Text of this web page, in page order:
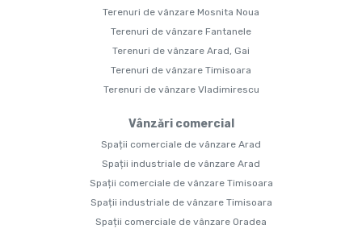
Terenuri de vânzare Mosnita Noua
Terenuri de vânzare Fantanele
Terenuri de vânzare Arad, Gai
Terenuri de vânzare Timisoara
Terenuri de vânzare Vladimirescu
Vânzări comercial
Spații comerciale de vânzare Arad
Spații industriale de vânzare Arad
Spații comerciale de vânzare Timisoara
Spații industriale de vânzare Timisoara
Spații comerciale de vânzare Oradea